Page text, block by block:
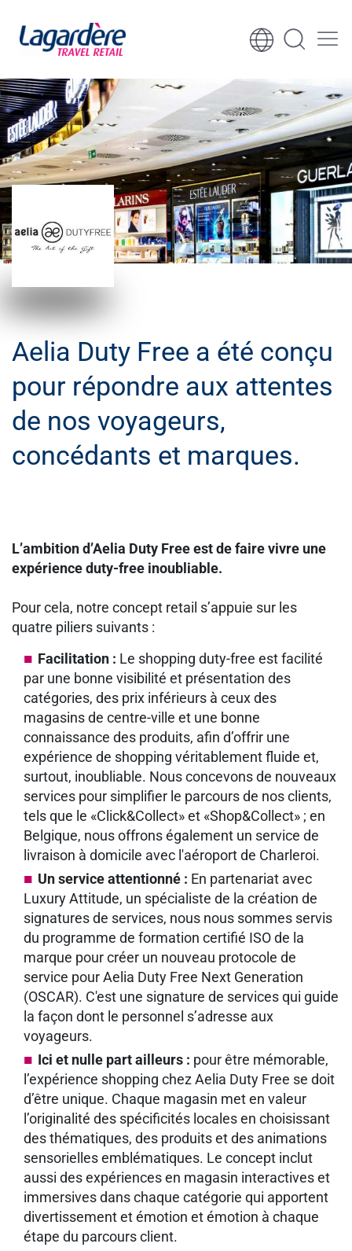
Aller au contenu
Aelia Duty Free a été conçu
pour répondre aux attentes
de nos voyageurs,
concédants et marques.
L’ambition d’Aelia Duty Free est de faire vivre une
expérience duty-free inoubliable.
Pour cela, notre concept retail s’appuie sur les
quatre piliers suivants :
Facilitation : Le shopping duty-free est facilité
par une bonne visibilité et présentation des
catégories, des prix inférieurs à ceux des
magasins de centre-ville et une bonne
connaissance des produits, afin d’offrir une
expérience de shopping véritablement fluide et,
surtout, inoubliable. Nous concevons de nouveaux
services pour simplifier le parcours de nos clients,
tels que le «Click&Collect» et «Shop&Collect» ; en
Belgique, nous offrons également un service de
livraison à domicile avec l'aéroport de Charleroi.
Un service attentionné : En partenariat avec
Luxury Attitude, un spécialiste de la création de
signatures de services, nous nous sommes servis
du programme de formation certifié ISO de la
marque pour créer un nouveau protocole de
service pour Aelia Duty Free Next Generation
(OSCAR). C'est une signature de services qui guide
la façon dont le personnel s’adresse aux
voyageurs.
Ici et nulle part ailleurs : pour être mémorable,
l’expérience shopping chez Aelia Duty Free se doit
d’être unique. Chaque magasin met en valeur
l’originalité des spécificités locales en choisissant
des thématiques, des produits et des animations
sensorielles emblématiques. Le concept inclut
aussi des expériences en magasin interactives et
immersives dans chaque catégorie qui apportent
divertissement et émotion et émotion à chaque
étape du parcours client.